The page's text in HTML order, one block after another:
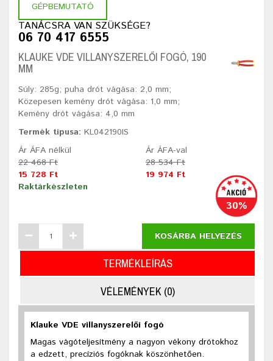
GÉPBEMUTATÓ
TANÁCSRA VAN SZÜKSÉGE?
06 70 417 6555
KLAUKE VDE VILLANYSZERELŐI FOGÓ, 190
MM
Súly: 285g; puha drót vágása: 2,0 mm;
Közepesen kemény drót vágása: 1,0 mm;
Kemény drót vágása: 4,0 mm
Termék típusa: KL042190IS
Ár ÁFA nélkül
22 468 Ft
15 728 Ft
Ár ÁFA-val
28 534 Ft
19 974 Ft
Raktárkészleten
30%
KOSÁRBA HELYEZÉS
TERMÉKLEÍRÁS
VÉLEMÉNYEK (0)
Klauke VDE villanyszerelői fogó
Magas vágóteljesítmény a nagyon vékony drótokhoz
a edzett, precíziós fogóknak köszönhetően.